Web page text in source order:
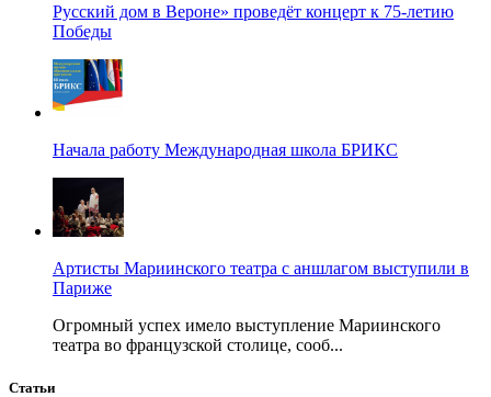
Русский дом в Вероне» проведёт концерт к 75-летию
Победы
Начала работу Международная школа БРИКС
Артисты Мариинского театра с аншлагом выступили в
Париже
Огромный успех имело выступление Мариинского
театра во французской столице, сооб...
Статьи